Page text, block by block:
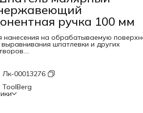
ручка 100 мм
нанесения на обрабатываемую
шпатлевки и других
полотно шпателя изготовлено из
Профессиональная
проскальзывание
Лк-00013276
ToolBerg